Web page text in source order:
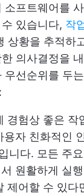
소프트웨어를
있습니다, 작
상황을 추적하
의사결정을
우선순위를 두
경험상 좋은 작
용자 친화적인
니다. 모든 주
원활하게 실
제어할 수 있다